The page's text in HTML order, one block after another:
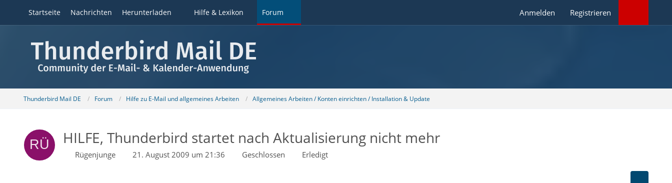
Startseite Nachrichten Herunterladen Hilfe & Lexikon Forum Anmelden Registrieren
Thunderbird Mail DE Forum Hilfe zu E-Mail und allgemeines Arbeiten Allgemeines Arbeiten / Konten einrichten / Installation & Update
HILFE, Thunderbird startet nach Aktualisierung nicht mehr
Rügenjunge 21. August 2009 um 21:36 Geschlossen Erledigt